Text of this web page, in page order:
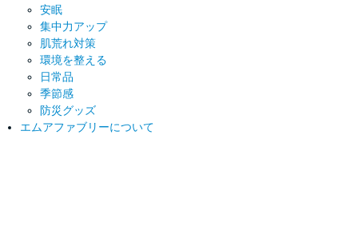
安眠
集中力アップ
肌荒れ対策
環境を整える
日常品
季節感
防災グッズ
エムアファブリーについて